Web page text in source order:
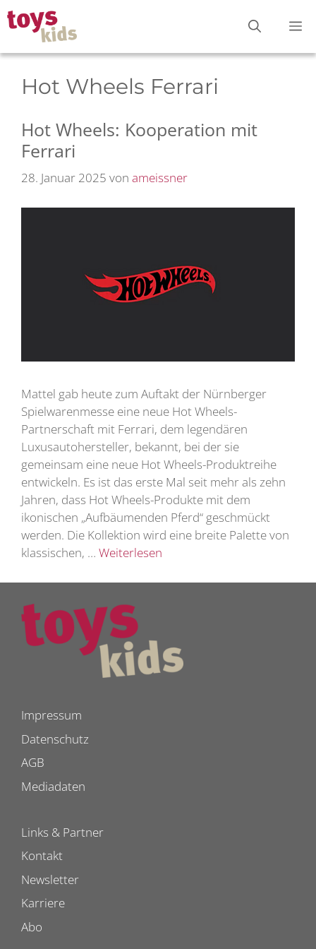
Zum
Inhalt
springen
Hot Wheels Ferrari
Hot Wheels: Kooperation mit
Ferrari
28. Januar 2025 von ameissner
Mattel gab heute zum Auftakt der Nürnberger
Spielwarenmesse eine neue Hot Wheels-
Partnerschaft mit Ferrari, dem legendären
Luxusautohersteller, bekannt, bei der sie
gemeinsam eine neue Hot Wheels-Produktreihe
entwickeln. Es ist das erste Mal seit mehr als zehn
Jahren, dass Hot Wheels-Produkte mit dem
ikonischen „Aufbäumenden Pferd“ geschmückt
werden. Die Kollektion wird eine breite Palette von
klassischen, … Weiterlesen
Impressum
Datenschutz
AGB
Mediadaten
Links & Partner
Kontakt
Newsletter
Karriere
Abo